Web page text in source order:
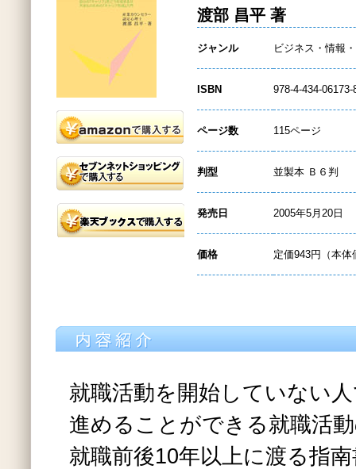
渡部 昌平 著
ジャンル ビジネス・情報
ISBN 978-4-434-06173-
ページ数 115ページ
判型 並製本 Ｂ６判
発売日 2005年5月20日
価格 定価943円（本体
就職活動を開始していない
進めることができる就職活
就職前後10年以上に渡る指